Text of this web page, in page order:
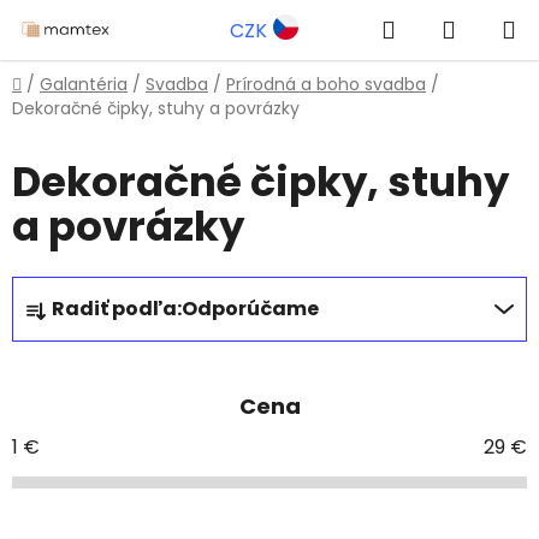
na
obsah
CZK Hľadať
KOŠÍK
Domov
/ Galantéria / Svadba / Prírodná a boho svadba /
Dekoračné čipky, stuhy a povrázky
Dekoračné čipky, stuhy
a povrázky
R
a
d
i
e
Radiť podľa:Odporúčame
Cena
1 € 29 €